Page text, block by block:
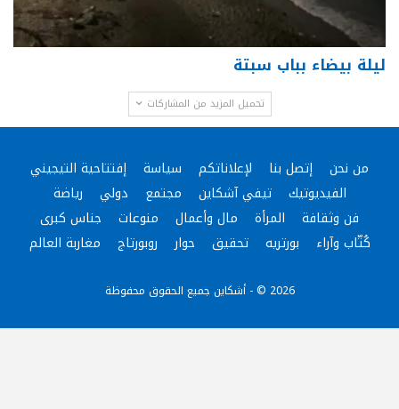
ليلة بيضاء بباب سبتة
تحميل المزيد من المشاركات
من نحن إتصل بنا لإعلاناتكم سياسة
إفتتاحية التيجيني
الفيديوتيك
تيفي آشكاين مجتمع دولي
رياضة
فن وثقافة
المرأة مال وأعمال منوعات
جناس كبرى
كُتّاب وآراء
بورتريه تحقيق حوار روبورتاج مغاربة العالم
2026 © - أشكاين جميع الحقوق محفوظة